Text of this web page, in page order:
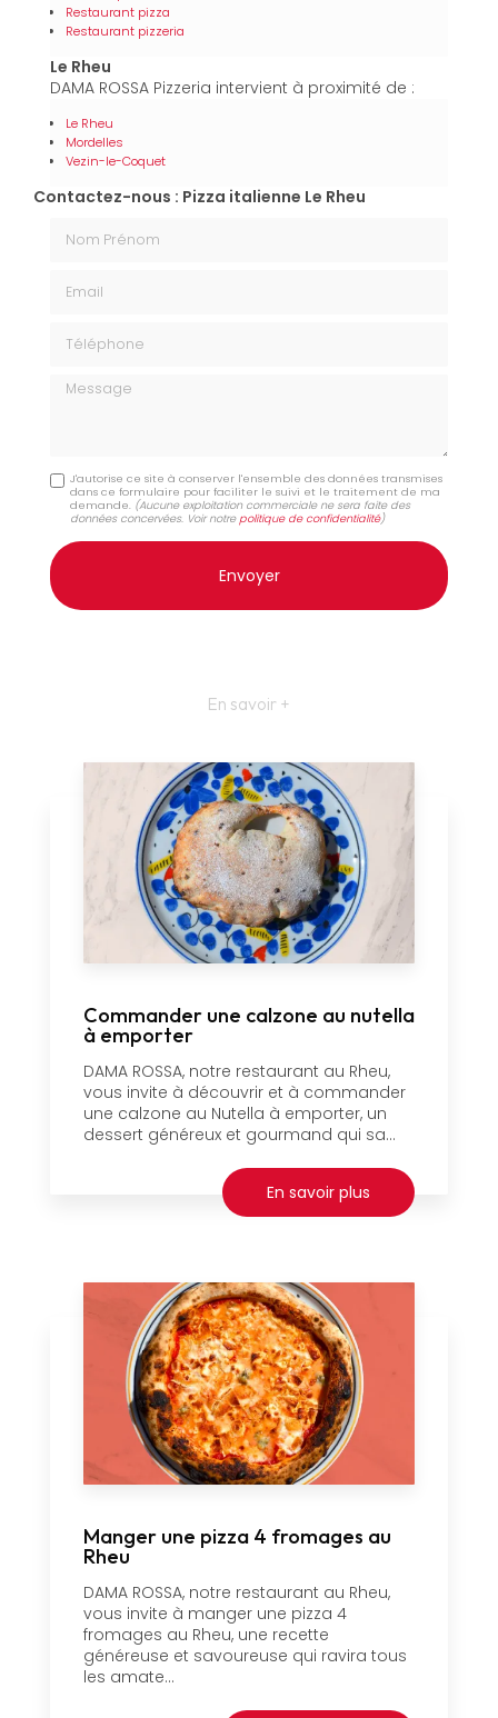
Restaurant pizza
Restaurant pizzeria
Le Rheu
DAMA ROSSA Pizzeria intervient à proximité de :
Le Rheu
Mordelles
Vezin-le-Coquet
Contactez-nous : Pizza italienne Le Rheu
Message
J'autorise ce site à conserver l'ensemble des données transmises
dans ce formulaire pour faciliter le suivi et le traitement de ma
demande. (Aucune exploitation commerciale ne sera faite des
données concervées. Voir notrepolitique de confidentialité)
En savoir +
Commander une calzone au nutella
à emporter
DAMA ROSSA, notre restaurant au Rheu,
vous invite à découvrir et à commander
une calzone au Nutella à emporter, un
dessert généreux et gourmand qui sa...
En savoir plus
Manger une pizza 4 fromages au
Rheu
DAMA ROSSA, notre restaurant au Rheu,
vous invite à manger une pizza 4
fromages au Rheu, une recette
généreuse et savoureuse qui ravira tous
les amate...